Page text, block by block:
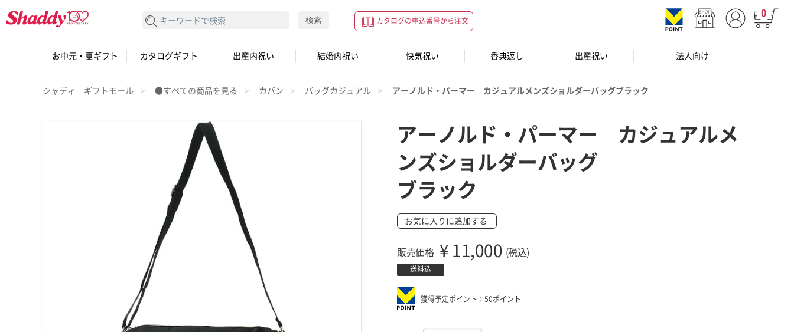
0
カタログの申込番号から注文
検索する 検索
お中元・夏ギフト カタログギフト 出産内祝い 結婚内祝い 快気祝い 香典返し 出産祝い 法人向け
シャディ ギフトモール ●すべての商品を見る カバン バッグカジュアル アーノルド・パーマー カジュアルメンズショルダーバッグブラック
アーノルド・パーマー カジュアルメ
ンズショルダーバッグ
ブラック
お気に入りに追加する
販売価格 ¥ 11,000 (税込)
送料込
獲得予定ポイント：50ポイント